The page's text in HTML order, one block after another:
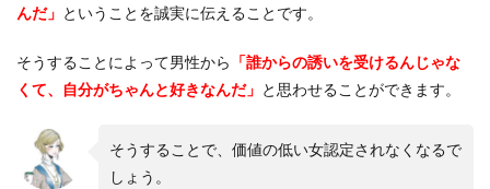
んだ」 ということを誠実に伝えることです。
そうすることによって男性から 「誰からの誘いを受けるんじゃな
くて、自分がちゃんと好きなんだ」 と思わせることができます。
そうすることで、価値の低い女認定されなくなるで
しょう。